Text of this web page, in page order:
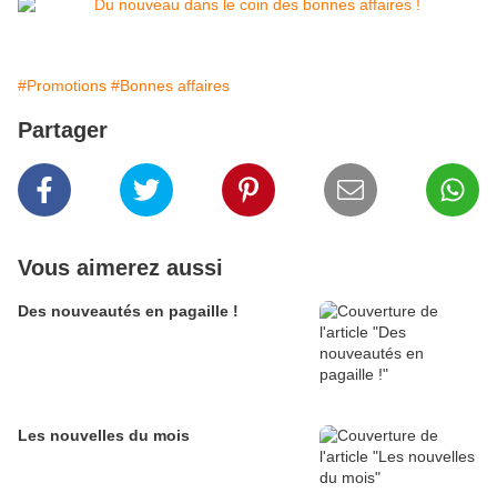
#Promotions #Bonnes affaires
Partager
Vous aimerez aussi
Des nouveautés en pagaille !
Les nouvelles du mois